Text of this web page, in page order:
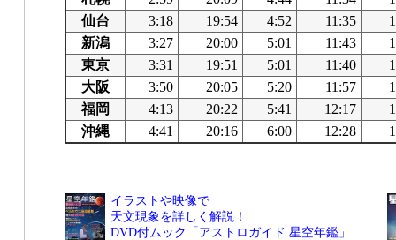
仙台
3:18 19:54 4:52 11:35
新潟
3:27 20:00 5:01 11:43
東京
3:31 19:51 5:01 11:40
大阪
3:50 20:05 5:20 11:57
福岡
4:13 20:22 5:41 12:17
沖縄
4:41 20:16 6:00 12:28
イラストや映像で
天文現象を詳しく解説！
DVD付ムック「アストロガイド 星空年鑑」